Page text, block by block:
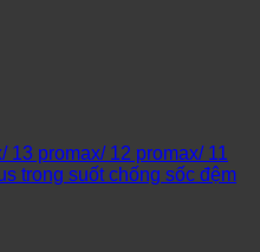
13 promax/ 12 promax/ 11
trong suốt chống sốc đệm